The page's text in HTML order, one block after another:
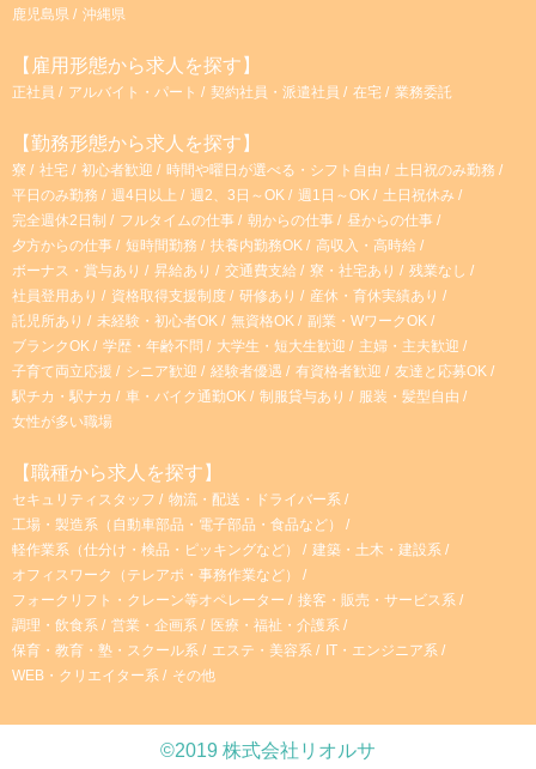
鹿児島県
沖縄県
【雇用形態から求人を探す】
正社員 アルバイト・パート 契約社員・派遣社員 在宅 業務委託
【勤務形態から求人を探す】
寮 社宅 初心者歓迎 時間や曜日が選べる・シフト自由
土日祝のみ勤務
平日のみ勤務
週4日以上 週2、3日～OK 週1日～OK
土日祝休み
完全週休2日制
フルタイムの仕事 朝からの仕事
昼からの仕事
夕方からの仕事
短時間勤務 扶養内勤務OK
高収入・高時給
ボーナス・賞与あり
昇給あり 交通費支給 寮・社宅あり
残業なし
社員登用あり
資格取得支援制度 研修あり
産休・育休実績あり
託児所あり
未経験・初心者OK 無資格OK
副業・WワークOK
ブランクOK
学歴・年齢不問 大学生・短大生歓迎
主婦・主夫歓迎
子育て両立応援
シニア歓迎 経験者優遇 有資格者歓迎
友達と応募OK
駅チカ・駅ナカ
車・バイク通勤OK 制服貸与あり
服装・髪型自由
女性が多い職場
【職種から求人を探す】
セキュリティスタッフ
物流・配送・ドライバー系
工場・製造系（自動車部品・電子部品・食品など）
軽作業系（仕分け・検品・ピッキングなど）
建築・土木・建設系
オフィスワーク（テレアポ・事務作業など）
フォークリフト・クレーン等オペレーター
接客・販売・サービス系
調理・飲食系
営業・企画系
医療・福祉・介護系
保育・教育・塾・スクール系
エステ・美容系
IT・エンジニア系
WEB・クリエイター系
その他
©2019 株式会社リオルサ